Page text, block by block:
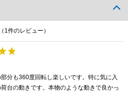
（ 1件のレビュー）
分も360度回転し楽しいです。特に気に入
台の動きです。本物のような動きで良かっ